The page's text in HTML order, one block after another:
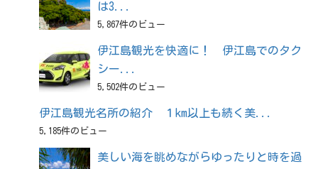
は3...
5,867件のビュー
伊江島観光を快適に！ 伊江島でのタク
シー...
5,502件のビュー
伊江島観光名所の紹介 １km以上も続く美...
5,185件のビュー
美しい海を眺めながらゆったりと時を過